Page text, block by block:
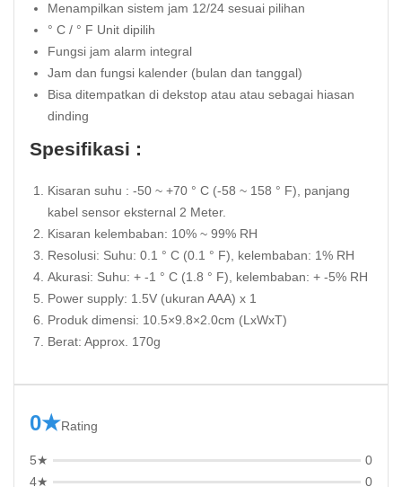
Menampilkan sistem jam 12/24 sesuai pilihan
° C / ° F Unit dipilih
Fungsi jam alarm integral
Jam dan fungsi kalender (bulan dan tanggal)
Bisa ditempatkan di dekstop atau atau sebagai hiasan
dinding
Spesifikasi :
Kisaran suhu : -50 ~ +70 ° C (-58 ~ 158 ° F), panjang
kabel sensor eksternal 2 Meter.
Kisaran kelembaban: 10% ~ 99% RH
Resolusi: Suhu: 0.1 ° C (0.1 ° F), kelembaban: 1% RH
Akurasi: Suhu: + -1 ° C (1.8 ° F), kelembaban: + -5% RH
Power supply: 1.5V (ukuran AAA) x 1
Produk dimensi: 10.5×9.8×2.0cm (LxWxT)
Berat: Approx. 170g
0★Rating
5★
0
4★
0